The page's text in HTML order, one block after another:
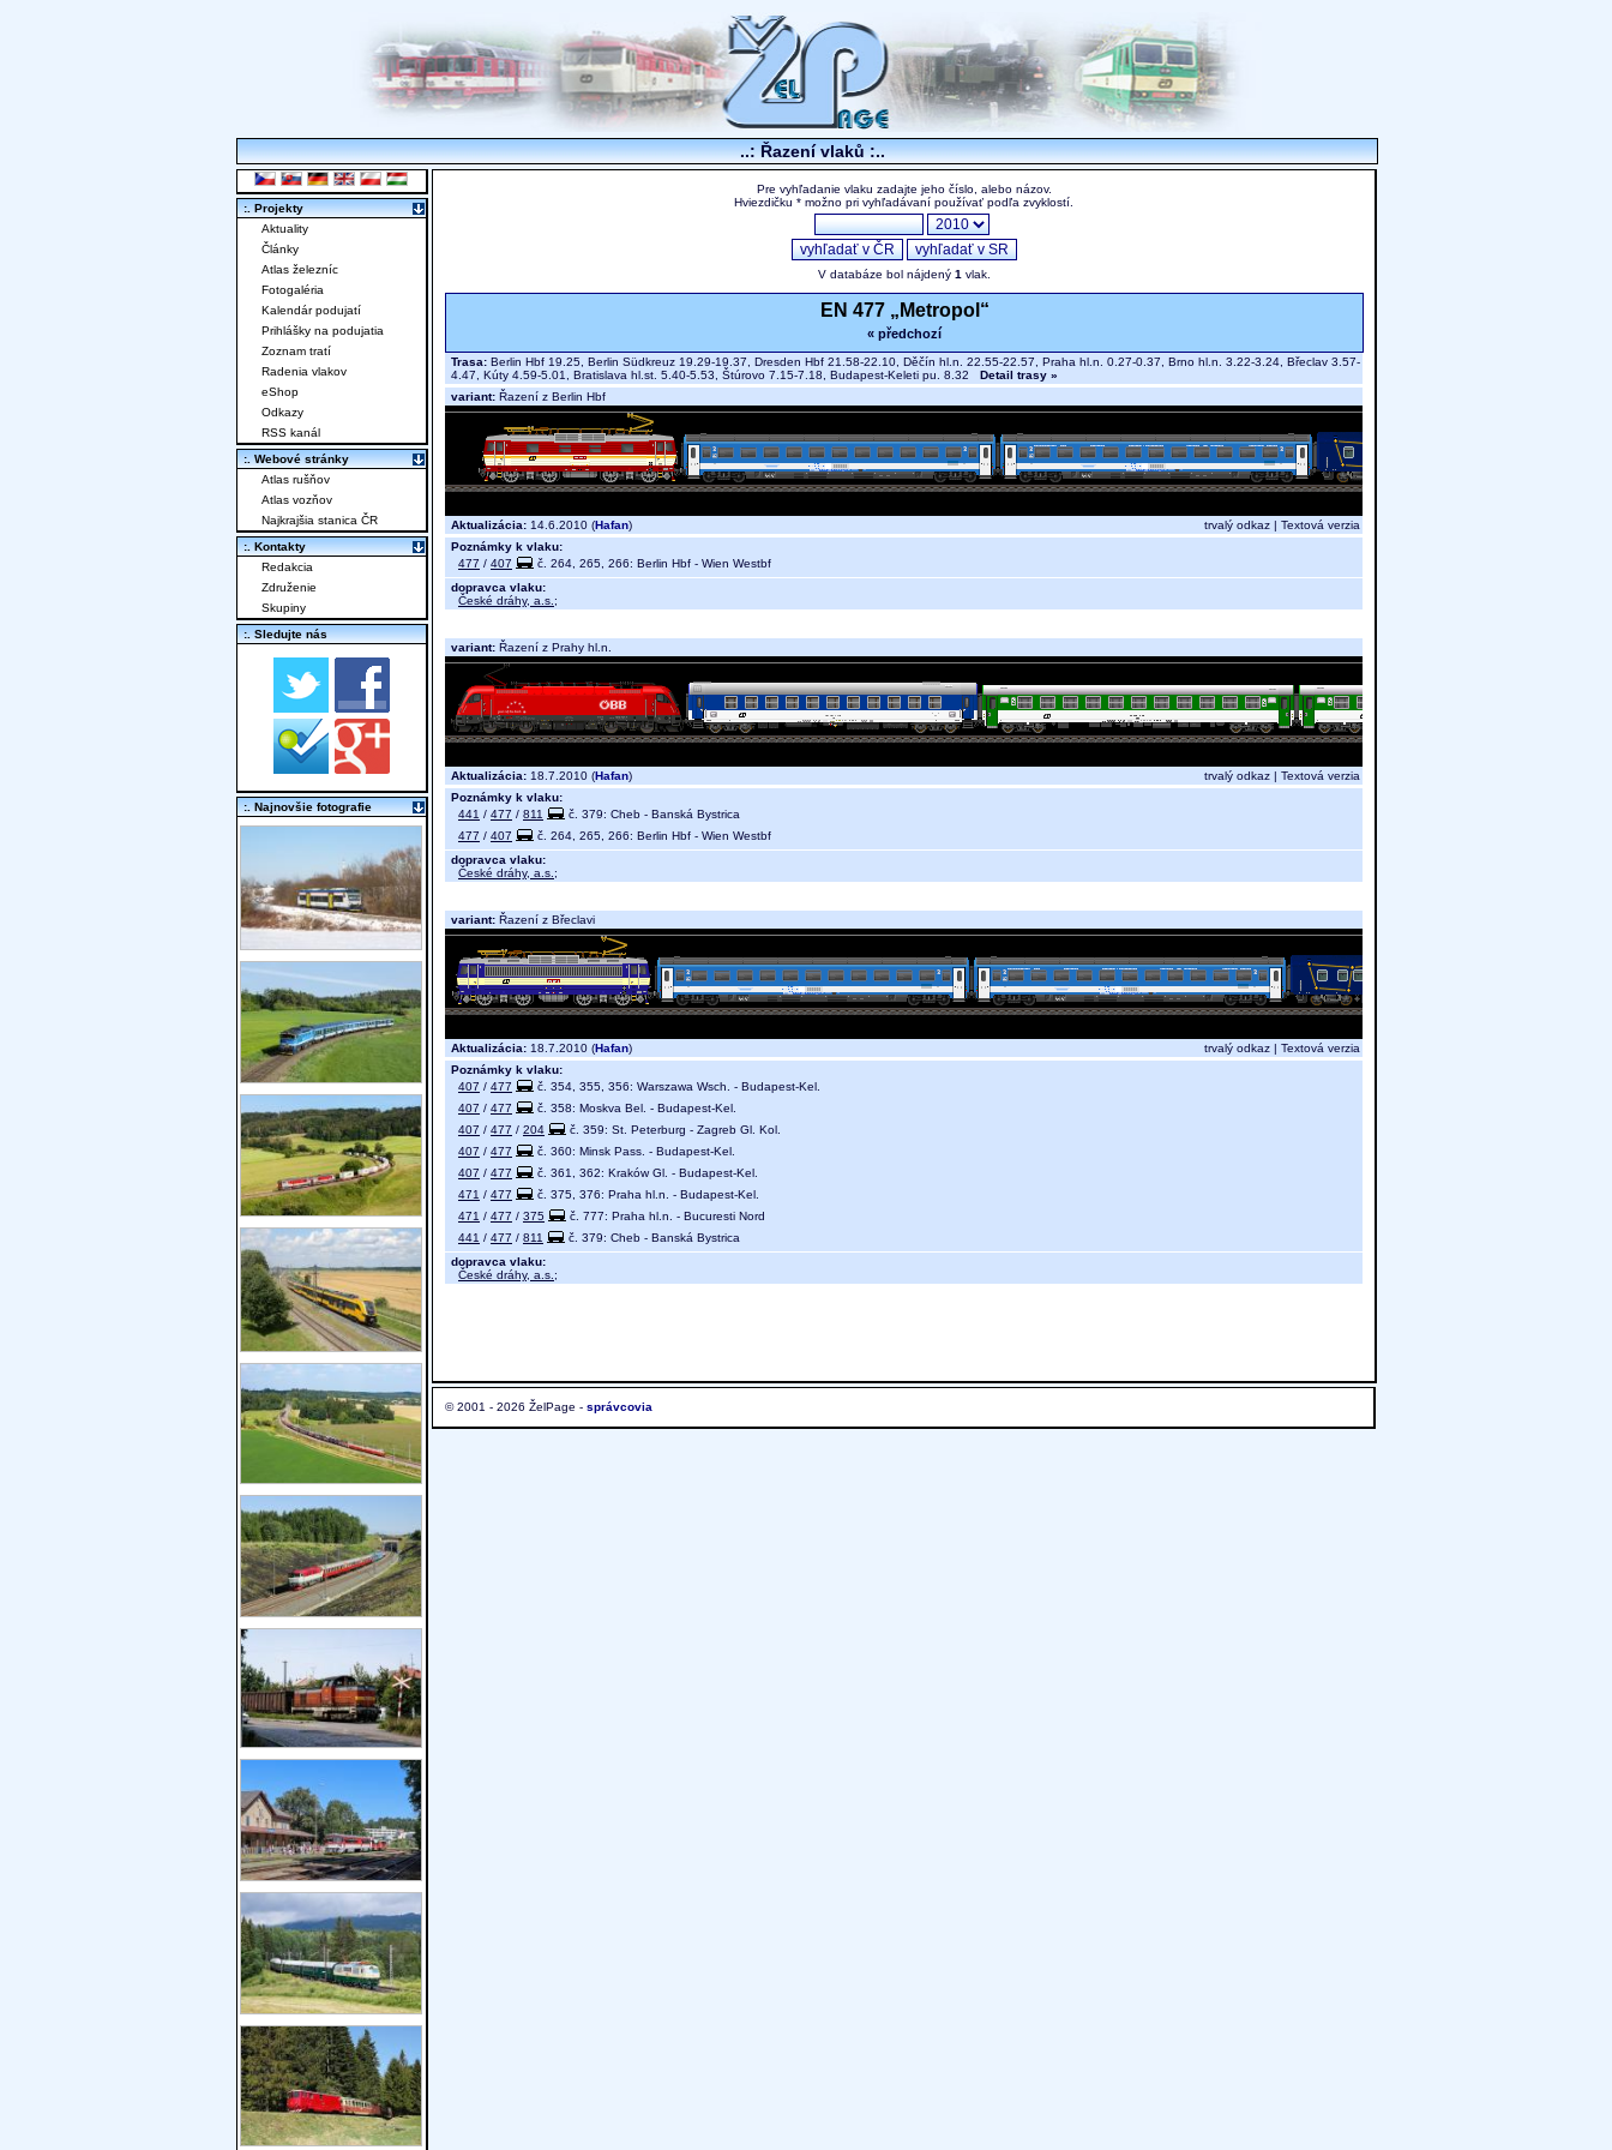
..: Řazení vlaků :..
Pre vyhľadanie vlaku zadajte jeho číslo, alebo názov.
Hviezdičku * možno pri vyhľadávaní používať podľa zvyklostí.
V databáze bol nájdený 1 vlak.
EN 477 „Metropol“
« předchozí
Trasa: Berlin Hbf 19.25, Berlin Südkreuz 19.29-19.37, Dresden Hbf 21.58-22.10, Děčín hl.n. 22.55-22.57, Praha hl.n. 0.27-0.37, Brno hl.n. 3.22-3.24, Břeclav 3.57-
4.47, Kúty 4.59-5.01, Bratislava hl.st. 5.40-5.53, Štúrovo 7.15-7.18, Budapest-Keleti pu. 8.32 Detail trasy »
variant: Řazení z Berlin Hbf
Aktualizácia: 14.6.2010 (Hafan) trvalý odkaz | Textová verzia
Poznámky k vlaku:
477 / 407
č. 264, 265, 266: Berlin Hbf - Wien Westbf
dopravca vlaku:
České dráhy, a.s. ;
variant: Řazení z Prahy hl.n.
Aktualizácia: 18.7.2010 (Hafan) trvalý odkaz | Textová verzia
Poznámky k vlaku:
441 / 477 / 811
č. 379: Cheb - Banská Bystrica
477 / 407
č. 264, 265, 266: Berlin Hbf - Wien Westbf
dopravca vlaku:
České dráhy, a.s. ;
variant: Řazení z Břeclavi
Aktualizácia: 18.7.2010 (Hafan) trvalý odkaz | Textová verzia
Poznámky k vlaku:
407 / 477
č. 354, 355, 356: Warszawa Wsch. - Budapest-Kel.
407 / 477
č. 358: Moskva Bel. - Budapest-Kel.
407 / 477 / 204
č. 359: St. Peterburg - Zagreb Gl. Kol.
407 / 477
č. 360: Minsk Pass. - Budapest-Kel.
407 / 477
č. 361, 362: Kraków Gl. - Budapest-Kel.
471 / 477
č. 375, 376: Praha hl.n. - Budapest-Kel.
471 / 477 / 375
č. 777: Praha hl.n. - Bucuresti Nord
441 / 477 / 811
č. 379: Cheb - Banská Bystrica
dopravca vlaku:
České dráhy, a.s. ;
© 2001 - 2026 ŽelPage - správcovia
:. Projekty
Aktuality
Články
Atlas železníc
Fotogaléria
Kalendár podujatí
Prihlášky na podujatia
Zoznam tratí
Radenia vlakov
eShop
Odkazy
RSS kanál
:. Webové stránky
Atlas rušňov
Atlas vozňov
Najkrajšia stanica ČR
:. Kontakty
Redakcia
Združenie
Skupiny
:. Sledujte nás
:. Najnovšie fotografie